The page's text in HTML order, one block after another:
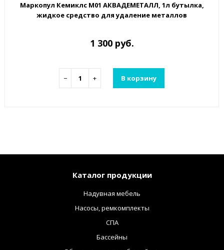
Маркопул Кемиклс М01 АКВАДЕМЕТАЛЛ, 1л бутылка,
жидкое средство для удаление металлов
1 300 руб.
− + В корзину
Каталог продукции
Надувная мебель
Насосы, ремкомплекты
СПА
Бассейны